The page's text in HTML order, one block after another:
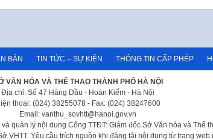
BẢN TIN TỨC – SỰ KIỆN THÔNG TIN CẤP PHÉP
VĂN HÓA VÀ THỂ THAO THÀNH PHỐ HÀ NỘI
Địa chỉ: Số 47 Hàng Dầu - Hoàn Kiếm - Hà Nội
thoại: (024) 38255078 - Fax: (024) 38247600
Email: vanthu_sovhtt@hanoi.gov.vn
quản lý nội dung Cổng TTĐT: Giám đốc Sở Văn hóa và Thể
VHTT. Yêu cầu trích nguồn khi đăng tải nội dung từ trang web